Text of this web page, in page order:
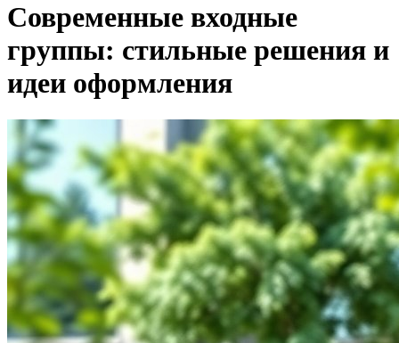
Современные входные
группы: стильные решения и
идеи оформления